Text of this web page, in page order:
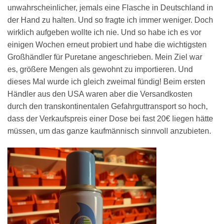
unwahrscheinlicher, jemals eine Flasche in Deutschland in
der Hand zu halten. Und so fragte ich immer weniger. Doch
wirklich aufgeben wollte ich nie. Und so habe ich es vor
einigen Wochen erneut probiert und habe die wichtigsten
Großhändler für Puretane angeschrieben. Mein Ziel war
es, größere Mengen als gewohnt zu importieren. Und
dieses Mal wurde ich gleich zweimal fündig! Beim ersten
Händler aus den USA waren aber die Versandkosten
durch den transkontinentalen Gefahrguttransport so hoch,
dass der Verkaufspreis einer Dose bei fast 20€ liegen hätte
müssen, um das ganze kaufmännisch sinnvoll anzubieten.